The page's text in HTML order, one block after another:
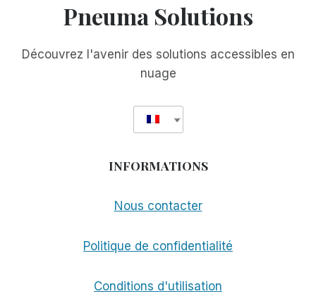
Pneuma Solutions
Découvrez l'avenir des solutions accessibles en
nuage
INFORMATIONS
Nous contacter
Politique de confidentialité
Conditions d'utilisation